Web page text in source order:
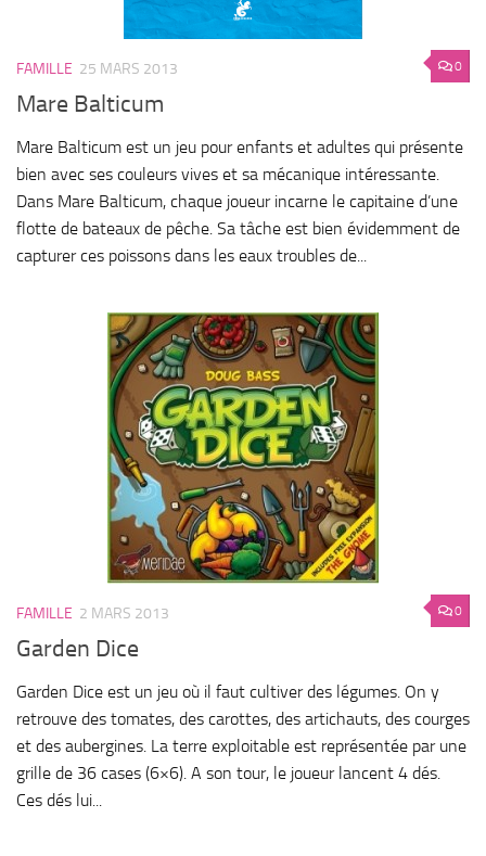
0
FAMILLE 25 MARS 2013
Mare Balticum
Mare Balticum est un jeu pour enfants et adultes qui présente
bien avec ses couleurs vives et sa mécanique intéressante.
Dans Mare Balticum, chaque joueur incarne le capitaine d’une
flotte de bateaux de pêche. Sa tâche est bien évidemment de
capturer ces poissons dans les eaux troubles de...
0
FAMILLE 2 MARS 2013
Garden Dice
Garden Dice est un jeu où il faut cultiver des légumes. On y
retrouve des tomates, des carottes, des artichauts, des courges
et des aubergines. La terre exploitable est représentée par une
grille de 36 cases (6×6). A son tour, le joueur lancent 4 dés.
Ces dés lui...